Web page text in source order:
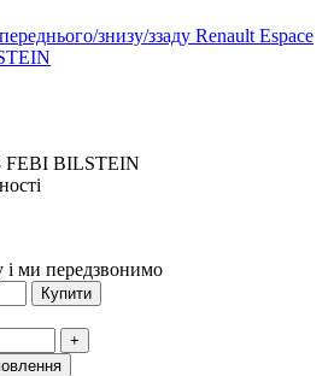
FEBI BILSTEIN
і ми передзвонимо
Купити
+